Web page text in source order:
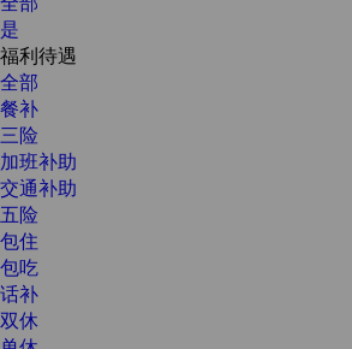
是
福利待遇
全部
餐补
三险
加班补助
交通补助
五险
包住
包吃
话补
双休